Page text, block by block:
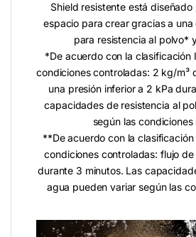
Shield resistente está
espacio para crear gracias a
para resistencia al polvo*
*De acuerdo con la clasificación
condiciones controladas: 2 kg/m³
una presión inferior a 2 kPa
capacidades de resistencia al
según las condiciones
**De acuerdo con la
condiciones controladas: flujo
durante 3 minutos. Las
agua pueden variar según las